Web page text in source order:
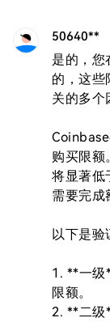
50640**
是的，您
的，这些
关的多个
购买限额
将显著低
需要完成
以下是验
1. **一级
限额。
2. **二级